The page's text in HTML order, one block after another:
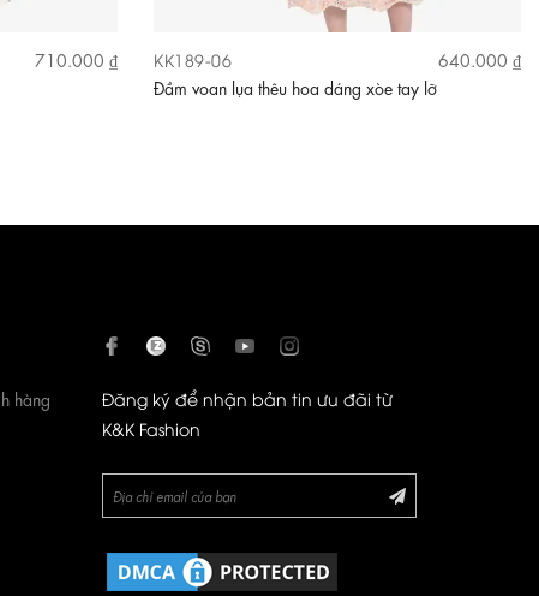
710.000 ₫
KK189-06
640.000 ₫
Đầm voan lụa thêu hoa dáng xòe tay lỡ
hàng
Đăng ký để nhận bản tin ưu đãi từ
K&K Fashion